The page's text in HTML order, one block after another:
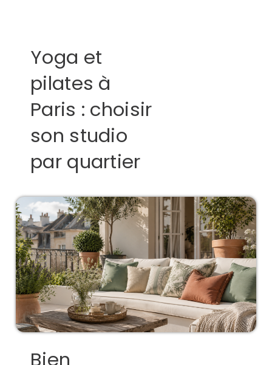
Yoga et
pilates à
Paris : choisir
son studio
par quartier
Bien